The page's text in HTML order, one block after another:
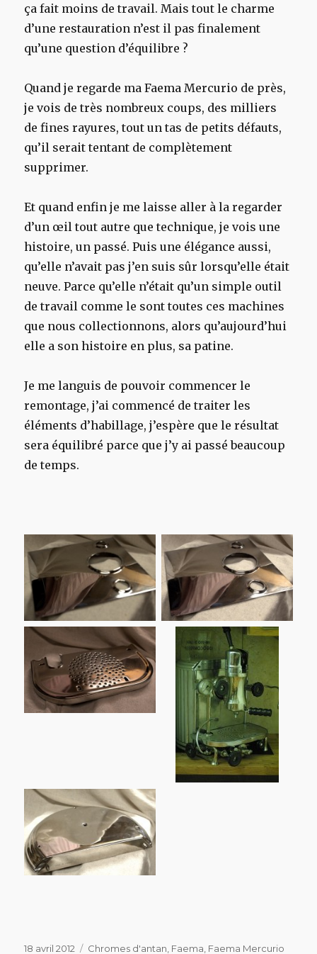
ça fait moins de travail. Mais tout le charme
d’une restauration n’est il pas finalement
qu’une question d’équilibre ?
Quand je regarde ma Faema Mercurio de près,
je vois de très nombreux coups, des milliers
de fines rayures, tout un tas de petits défauts,
qu’il serait tentant de complètement
supprimer.
Et quand enfin je me laisse aller à la regarder
d’un œil tout autre que technique, je vois une
histoire, un passé. Puis une élégance aussi,
qu’elle n’avait pas j’en suis sûr lorsqu’elle était
neuve. Parce qu’elle n’était qu’un simple outil
de travail comme le sont toutes ces machines
que nous collectionnons, alors qu’aujourd’hui
elle a son histoire en plus, sa patine.
Je me languis de pouvoir commencer le
remontage, j’ai commencé de traiter les
éléments d’habillage, j’espère que le résultat
sera équilibré parce que j’y ai passé beaucoup
de temps.
Publié
18 avril 2012 Catégories
Chromes d'antan Faema Faema Mercurio